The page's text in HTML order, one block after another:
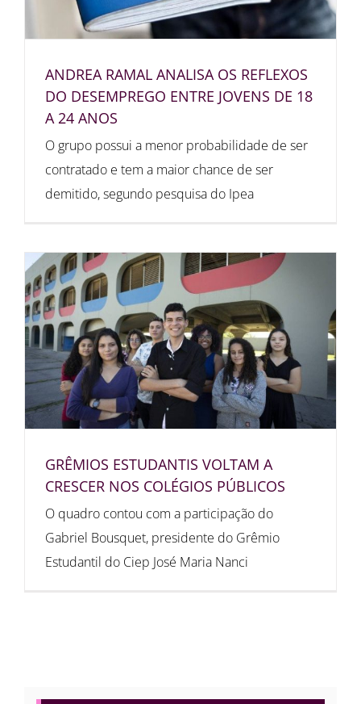
ANDREA RAMAL ANALISA OS REFLEXOS
DO DESEMPREGO ENTRE JOVENS DE 18
A 24 ANOS
O grupo possui a menor probabilidade de ser
contratado e tem a maior chance de ser
demitido, segundo pesquisa do Ipea
GRÊMIOS ESTUDANTIS VOLTAM A
CRESCER NOS COLÉGIOS PÚBLICOS
O quadro contou com a participação do
Gabriel Bousquet, presidente do Grêmio
Estudantil do Ciep José Maria Nanci